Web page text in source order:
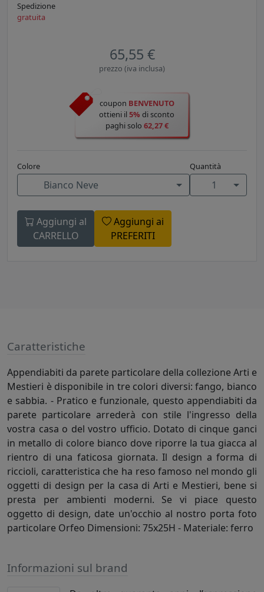
Spedizione
gratuita
65,55 €
prezzo (iva inclusa)
coupon BENVENUTO
ottieni il5% di sconto
paghi solo 62,27 €
Colore
Bianco Neve
Quantità
1
Aggiungi al
CARRELLO
Aggiungi ai
PREFERITI
Caratteristiche
Appendiabiti da parete particolare della collezione Arti e
Mestieri è disponibile in tre colori diversi: fango, bianco
e sabbia. - Pratico e funzionale, questo appendiabiti da
parete particolare arrederà con stile l'ingresso della
vostra casa o del vostro ufficio. Dotato di cinque ganci
in metallo di colore bianco dove riporre la tua giacca al
rientro di una faticosa giornata. Il design a forma di
riccioli, caratteristica che ha reso famoso nel mondo gli
oggetti di design per la casa di Arti e Mestieri, bene si
presta per ambienti moderni. Se vi piace questo
oggetto di design, date un'occhio al nostro porta foto
particolare Orfeo Dimensioni: 75x25H - Materiale: ferro
Informazioni sul brand